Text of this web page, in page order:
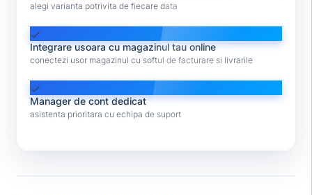
alegi varianta potrivita de fiecare data
check
Integrare usoara cu magazinul tau online
conectezi usor magazinul cu softul de facturare si livrarile
check
Manager de cont dedicat
asistenta prioritara cu echipa de suport